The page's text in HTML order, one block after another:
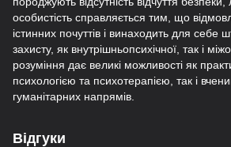
особистість справляється тим, що
істинних почуттів і винаходить для себе
захисту, як внутрішньопсихічної, так і
розуміння дає великі можливості як
психологією та психотерапією, так і
гуманітарних напрямів.
Відгуки